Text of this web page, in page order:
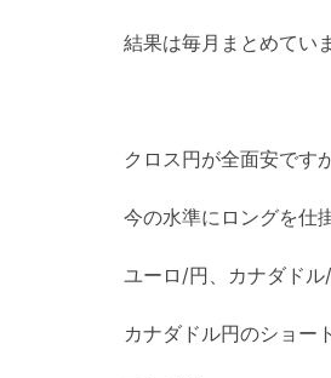
結果は毎月まとめてい
クロス円が全面安です
今の水準にロングを仕
ユーロ/円、カナダドル
カナダドル円のショー